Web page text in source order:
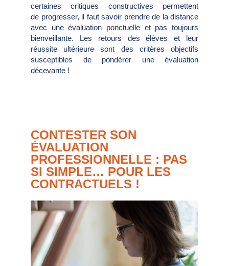
certaines critiques constructives permettent
de progresser, il faut savoir prendre de la distance
avec une évaluation ponctuelle et pas toujours
bienveillante. Les retours des élèves et leur
réussite ultérieure sont des critères objectifs
susceptibles de pondérer une évaluation
décevante !
CONTESTER SON
ÉVALUATION
PROFESSIONNELLE : PAS
SI SIMPLE… POUR LES
CONTRACTUELS !